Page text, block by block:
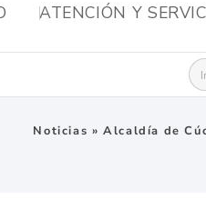
ATENCIÓN Y
Noticias »Alcaldía de